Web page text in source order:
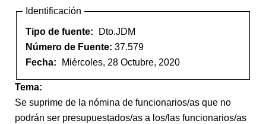
Identificación
Tipo de fuente:
Dto.JDM
Número de Fuente: 37.579
Fecha:
Miércoles, 28 Octubre, 2020
Tema:
Se suprime de la nómina de funcionarios/as que no
podrán ser presupuestados/as a los/las funcionarios/as